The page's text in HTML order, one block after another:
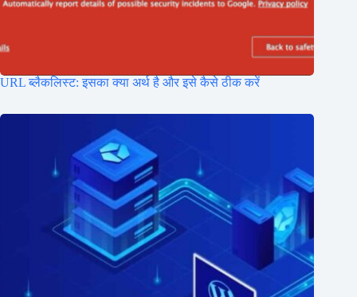
URL ब्लैकलिस्ट: इसका क्या अर्थ है और इसे कैसे ठीक करें